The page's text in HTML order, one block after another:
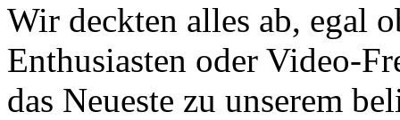
Wir deckten alles ab, egal
Enthusiasten oder Video-
das Neueste zu unserem